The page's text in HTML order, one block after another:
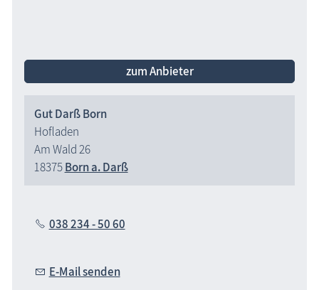
zum Anbieter
Gut Darß Born
Hofladen
Am Wald 26
18375Born a. Darß
038 234 - 50 60
E-Mail senden